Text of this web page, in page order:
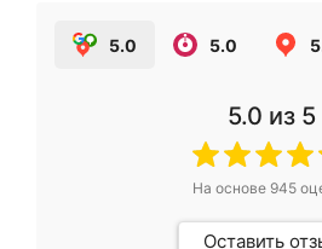
5.0 5.0
5.0 из 5
На основе 945
Оставить